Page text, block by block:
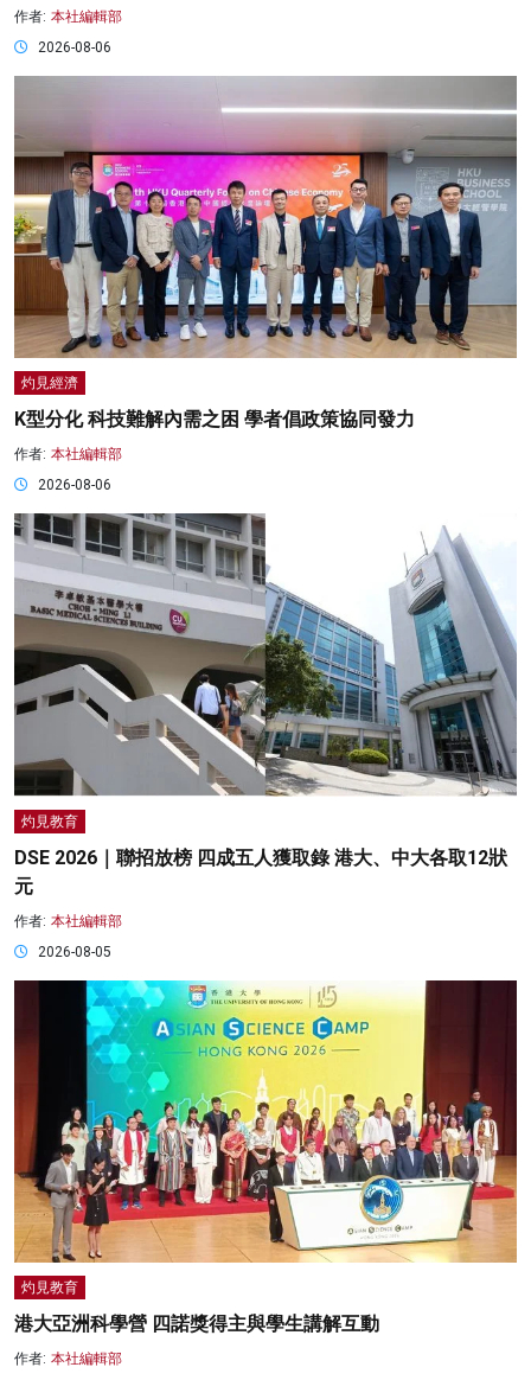
作者: 本社編輯部
2026-08-06
灼見經濟
K型分化 科技難解內需之困 學者倡政策協同發力
作者: 本社編輯部
2026-08-06
灼見教育
DSE 2026｜聯招放榜 四成五人獲取錄 港大、中大各取12狀
元
作者: 本社編輯部
2026-08-05
灼見教育
港大亞洲科學營 四諾獎得主與學生講解互動
作者: 本社編輯部